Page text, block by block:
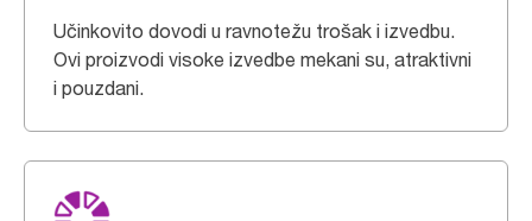
Učinkovito dovodi u ravnotežu trošak i izvedbu.
Ovi proizvodi visoke izvedbe mekani su, atraktivni
i pouzdani.